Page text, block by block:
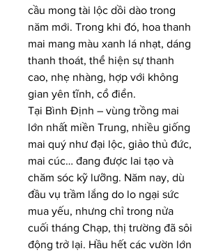
cầu mong tài lộc dồi dào trong
năm mới. Trong khi đó, hoa thanh
mai mang màu xanh lá nhạt, dáng
thanh thoát, thể hiện sự thanh
cao, nhẹ nhàng, hợp với không
gian yên tĩnh, cổ điển.
Tại Bình Định – vùng trồng mai
lớn nhất miền Trung, nhiều giống
mai quý như đại lộc, giảo thủ đức,
mai cúc… đang được lai tạo và
chăm sóc kỹ lưỡng. Năm nay, dù
đầu vụ trầm lắng do lo ngại sức
mua yếu, nhưng chỉ trong nửa
cuối tháng Chạp, thị trường đã sôi
động trở lại. Hầu hết các vườn lớn